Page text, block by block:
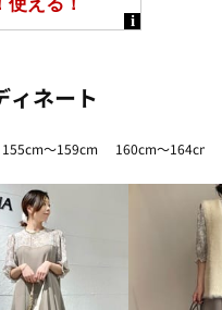
ィネート
155cm～159cm 160cm～164cm